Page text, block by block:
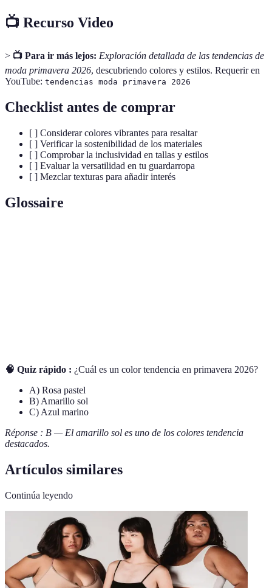
📺 Recurso Video
> 📺 Para ir más lejos: Exploración detallada de las tendencias de
moda primavera 2026, descubriendo colores y estilos. Requerir en
YouTube: tendencias moda primavera 2026
Checklist antes de comprar
[ ] Considerar colores vibrantes para resaltar
[ ] Verificar la sostenibilidad de los materiales
[ ] Comprobar la inclusividad en tallas y estilos
[ ] Evaluar la versatilidad en tu guardarropa
[ ] Mezclar texturas para añadir interés
Glossaire
🧠 Quiz rápido : ¿Cuál es un color tendencia en primavera 2026?
A) Rosa pastel
B) Amarillo sol
C) Azul marino
Réponse : B — El amarillo sol es uno de los colores tendencia
destacados.
Artículos similares
Continúa leyendo